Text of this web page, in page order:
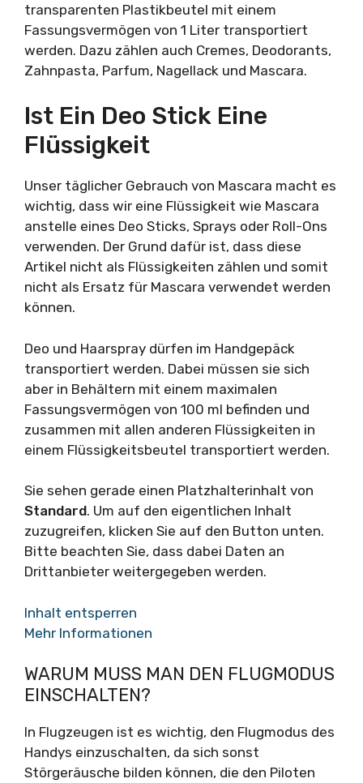
transparenten Plastikbeutel mit einem
Fassungsvermögen von 1 Liter transportiert
werden. Dazu zählen auch Cremes, Deodorants,
Zahnpasta, Parfum, Nagellack und Mascara.
Ist Ein Deo Stick Eine
Flüssigkeit
Unser täglicher Gebrauch von Mascara macht es
wichtig, dass wir eine Flüssigkeit wie Mascara
anstelle eines Deo Sticks, Sprays oder Roll-Ons
verwenden. Der Grund dafür ist, dass diese
Artikel nicht als Flüssigkeiten zählen und somit
nicht als Ersatz für Mascara verwendet werden
können.
Deo und Haarspray dürfen im Handgepäck
transportiert werden. Dabei müssen sie sich
aber in Behältern mit einem maximalen
Fassungsvermögen von 100 ml befinden und
zusammen mit allen anderen Flüssigkeiten in
einem Flüssigkeitsbeutel transportiert werden.
Sie sehen gerade einen Platzhalterinhalt von
Standard. Um auf den eigentlichen Inhalt
zuzugreifen, klicken Sie auf den Button unten.
Bitte beachten Sie, dass dabei Daten an
Drittanbieter weitergegeben werden.
Inhalt entsperren
Mehr Informationen
WARUM MUSS MAN DEN FLUGMODUS
EINSCHALTEN?
In Flugzeugen ist es wichtig, den Flugmodus des
Handys einzuschalten, da sich sonst
Störgeräusche bilden können, die den Piloten